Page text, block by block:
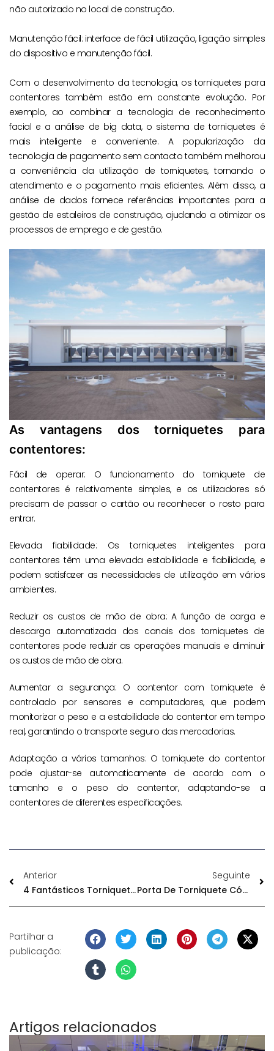
não autorizado no local de construção.
Manutenção fácil: interface de fácil utilização, ligação simples
do dispositivo e manutenção fácil.
Com o desenvolvimento da tecnologia, os torniquetes para
contentores também estão em constante evolução. Por
exemplo, ao combinar a tecnologia de reconhecimento
facial e a análise de big data, o sistema de torniquetes é
mais inteligente e conveniente. A popularização da
tecnologia de pagamento sem contacto também melhorou
a conveniência da utilização de torniquetes, tornando o
atendimento e o pagamento mais eficientes. Além disso, a
análise de dados fornece referências importantes para a
gestão de estaleiros de construção, ajudando a otimizar os
processos de emprego e de gestão.
As vantagens dos torniquetes para
contentores:
Fácil de operar: O funcionamento do torniquete de
contentores é relativamente simples, e os utilizadores só
precisam de passar o cartão ou reconhecer o rosto para
entrar.
Elevada fiabilidade: Os torniquetes inteligentes para
contentores têm uma elevada estabilidade e fiabilidade, e
podem satisfazer as necessidades de utilização em vários
ambientes.
Reduzir os custos de mão de obra: A função de carga e
descarga automatizada dos canais dos torniquetes de
contentores pode reduzir as operações manuais e diminuir
os custos de mão de obra.
Aumentar a segurança: O contentor com torniquete é
controlado por sensores e computadores, que podem
monitorizar o peso e a estabilidade do contentor em tempo
real, garantindo o transporte seguro das mercadorias.
Adaptação a vários tamanhos: O torniquete do contentor
pode ajustar-se automaticamente de acordo com o
tamanho e o peso do contentor, adaptando-se a
contentores de diferentes especificações.
Anterior
4 Fantásticos Torniquetes De Supermercado Que Não Pode Perder Em 2025
Seguinte
Porta De Torniquete Código HS
Partilhar a
publicação:
Artigos relacionados